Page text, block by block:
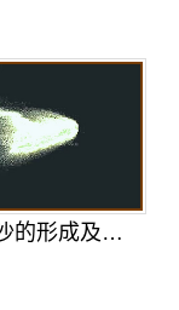
贵州河沙的形成及贵州河沙厂家分析的